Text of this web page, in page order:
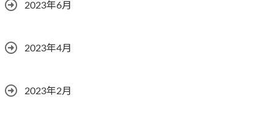
2023年6月
2023年4月
2023年2月